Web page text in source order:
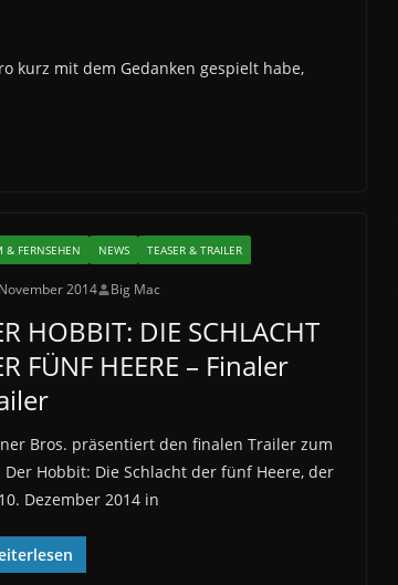
kurz mit dem Gedanken gespielt habe,
& FERNSEHEN NEWS TEASER & TRAILER
2014 Big Mac
HOBBIT: DIE SCHLACHT
FÜNF HEERE – Finaler
Bros. präsentiert den finalen Trailer zum
Der Hobbit: Die Schlacht der fünf Heere, der
Dezember 2014 in